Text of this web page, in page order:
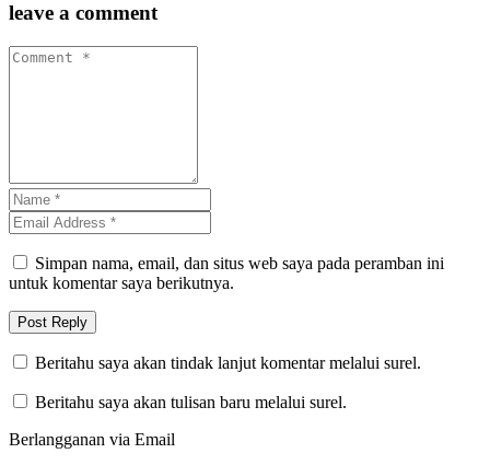
leave a comment
Simpan nama, email, dan situs web saya pada peramban ini
untuk komentar saya berikutnya.
Beritahu saya akan tindak lanjut komentar melalui surel.
Beritahu saya akan tulisan baru melalui surel.
Berlangganan via Email